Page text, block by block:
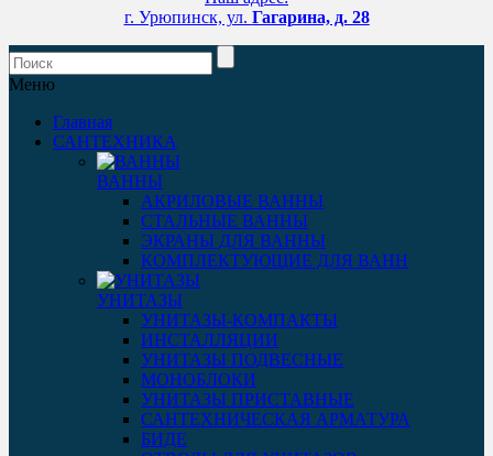
г. Урюпинск, ул. Гагарина, д. 28
Меню
Главная
САНТЕХНИКА
ВАННЫ
АКРИЛОВЫЕ ВАННЫ
СТАЛЬНЫЕ ВАННЫ
ЭКРАНЫ ДЛЯ ВАННЫ
КОМПЛЕКТУЮЩИЕ ДЛЯ ВАНН
УНИТАЗЫ
УНИТАЗЫ-КОМПАКТЫ
ИНСТАЛЛЯЦИИ
УНИТАЗЫ ПОДВЕСНЫЕ
МОНОБЛОКИ
УНИТАЗЫ ПРИСТАВНЫЕ
САНТЕХНИЧЕСКАЯ АРМАТУРА
БИДЕ